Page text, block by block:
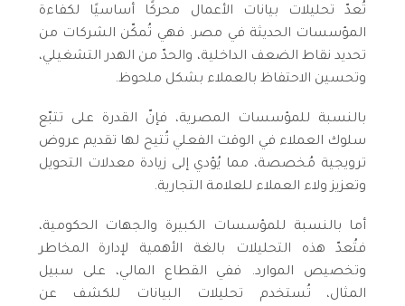
تُعدّ تحليلات بيانات الأعمال محركًا أساسيًا لكفاءة
المؤسسات الحديثة في مصر. فهي تُمكّن الشركات من
تحديد نقاط الضعف الداخلية، والحدّ من الهدر التشغيلي،
وتحسين الاحتفاظ بالعملاء بشكل ملحوظ.
بالنسبة للمؤسسات المصرية، فإنّ القدرة على تتبّع
سلوك العملاء في الوقت الفعلي تُتيح لها تقديم عروض
ترويجية مُخصصة، مما يُؤدي إلى زيادة معدلات التحويل
وتعزيز ولاء العملاء للعلامة التجارية.
أما بالنسبة للمؤسسات الكبيرة والجهات الحكومية،
فتُعدّ هذه التحليلات بالغة الأهمية لإدارة المخاطر
وتخصيص الموارد. ففي القطاع المالي، على سبيل
المثال، تُستخدم تحليلات البيانات للكشف عن